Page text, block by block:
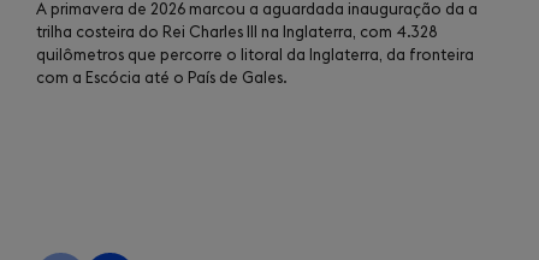
A primavera de 2026 marcou a aguardada inauguração da a
trilha costeira do Rei Charles III na Inglaterra, com 4.328
quilômetros que percorre o litoral da Inglaterra, da fronteira
com a Escócia até o País de Gales.